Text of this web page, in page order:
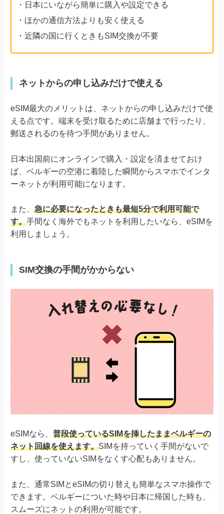
・日本にいながら簡単に購入や設定できる
・ほかの通信方法よりも安く使える
・近隣の国に行くときもSIM交換が不要
ネットからの申し込みだけで使える
eSIM最大のメリットは、ネットからの申し込みだけで使
える点です。端末を受け取るために店舗まで行ったり、
郵送されるのを待つ手間がありません。
日本出国前にオンラインで購入・設定を済ませておけ
ば、ベルギーの空港に着陸した瞬間からスマホでインタ
ーネットが利用可能になります。
また、 急に必要になったときも最短5分で利用可能で
す。手間なく海外でもネットを利用したいなら、eSIMを
利用しましょう。
SIM交換の手間がかからない
eSIMなら、 普段使っているSIMを挿したままベルギーの
ネット回線を使えます。SIMを持っていく手間がないで
すし、使っていないSIMをなくす心配もありません。
また、通常SIMとeSIMの切り替えも簡単なスマホ操作で
できます。ベルギーについた時や日本に帰国した時も、
スムーズにネットの利用が可能です。